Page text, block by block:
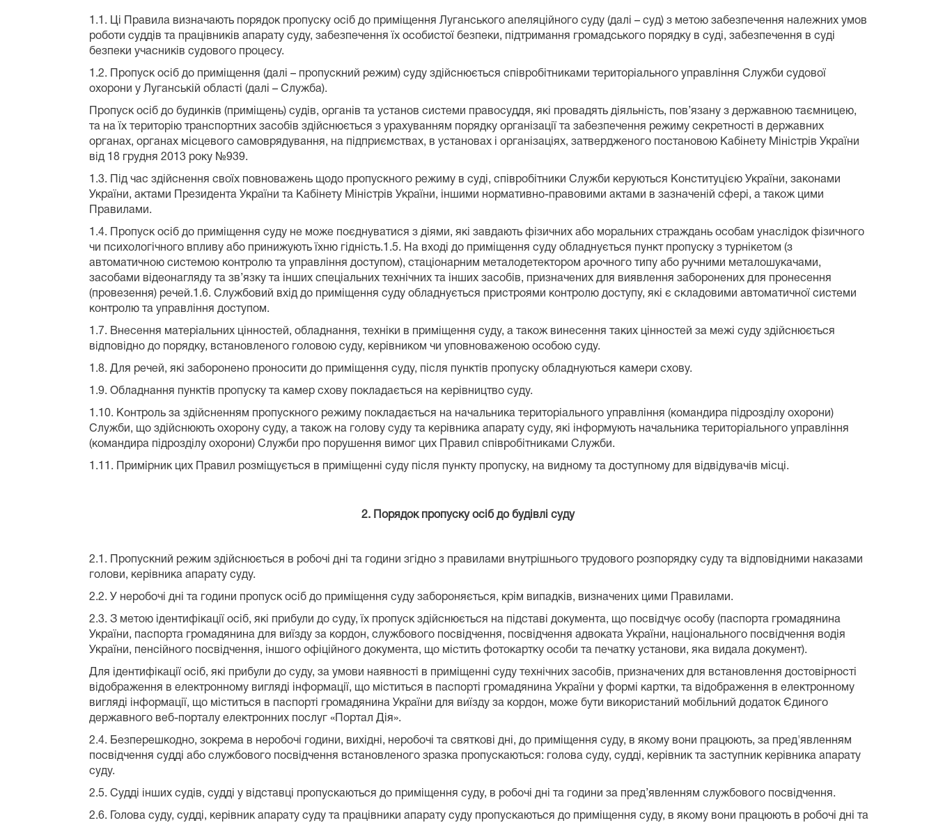
1.1. Ці Правила визначають порядок пропуску осіб до приміщення Луганського апеляційного суду (далі – суд) з метою забезпечення належних умов
роботи суддів та працівників апарату суду, забезпечення їх особистої безпеки, підтримання громадського порядку в суді, забезпечення в суді
безпеки учасників судового процесу.
1.2. Пропуск осіб до приміщення (далі – пропускний режим) суду здійснюється співробітниками територіального управління Служби судової
охорони у Луганській області (далі – Служба).
Пропуск осіб до будинків (приміщень) судів, органів та установ системи правосуддя, які провадять діяльність, пов’язану з державною таємницею,
та на їх територію транспортних засобів здійснюється з урахуванням порядку організації та забезпечення режиму секретності в державних
органах, органах місцевого самоврядування, на підприємствах, в установах і організаціях, затвердженого постановою Кабінету Міністрів України
від 18 грудня 2013 року №939.
1.3. Під час здійснення своїх повноважень щодо пропускного режиму в суді, співробітники Служби керуються Конституцією України, законами
України, актами Президента України та Кабінету Міністрів України, іншими нормативно-правовими актами в зазначеній сфері, а також цими
Правилами.
1.4. Пропуск осіб до приміщення суду не може поєднуватися з діями, які завдають фізичних або моральних страждань особам унаслідок фізичного
чи психологічного впливу або принижують їхню гідність.1.5. На вході до приміщення суду обладнується пункт пропуску з турнікетом (з
автоматичною системою контролю та управління доступом), стаціонарним металодетектором арочного типу або ручними металошукачами,
засобами відеонагляду та зв’язку та інших спеціальних технічних та інших засобів, призначених для виявлення заборонених для пронесення
(провезення) речей.1.6. Службовий вхід до приміщення суду обладнується пристроями контролю доступу, які є складовими автоматичної системи
контролю та управління доступом.
1.7. Внесення матеріальних цінностей, обладнання, техніки в приміщення суду, а також винесення таких цінностей за межі суду здійснюється
відповідно до порядку, встановленого головою суду, керівником чи уповноваженою особою суду.
1.8. Для речей, які заборонено проносити до приміщення суду, після пунктів пропуску обладнуються камери схову.
1.9. Обладнання пунктів пропуску та камер схову покладається на керівництво суду.
1.10. Контроль за здійсненням пропускного режиму покладається на начальника територіального управління (командира підрозділу охорони)
Служби, що здійснюють охорону суду, а також на голову суду та керівника апарату суду, які інформують начальника територіального управління
(командира підрозділу охорони) Служби про порушення вимог цих Правил співробітниками Служби.
1.11. Примірник цих Правил розміщується в приміщенні суду після пункту пропуску, на видному та доступному для відвідувачів місці.
2. Порядок пропуску осіб до будівлі суду
2.1. Пропускний режим здійснюється в робочі дні та години згідно з правилами внутрішнього трудового розпорядку суду та відповідними наказами
голови, керівника апарату суду.
2.2. У неробочі дні та години пропуск осіб до приміщення суду забороняється, крім випадків, визначених цими Правилами.
2.3. З метою ідентифікації осіб, які прибули до суду, їх пропуск здійснюється на підставі документа, що посвідчує особу (паспорта громадянина
України, паспорта громадянина для виїзду за кордон, службового посвідчення, посвідчення адвоката України, національного посвідчення водія
України, пенсійного посвідчення, іншого офіційного документа, що містить фотокартку особи та печатку установи, яка видала документ).
Для ідентифікації осіб, які прибули до суду, за умови наявності в приміщенні суду технічних засобів, призначених для встановлення достовірності
відображення в електронному вигляді інформації, що міститься в паспорті громадянина України у формі картки, та відображення в електронному
вигляді інформації, що міститься в паспорті громадянина України для виїзду за кордон, може бути використаний мобільний додаток Єдиного
державного веб-порталу електронних послуг «Портал Дія».
2.4. Безперешкодно, зокрема в неробочі години, вихідні, неробочі та святкові дні, до приміщення суду, в якому вони працюють, за пред'явленням
посвідчення судді або службового посвідчення встановленого зразка пропускаються: голова суду, судді, керівник та заступник керівника апарату
суду.
2.5. Судді інших судів, судді у відставці пропускаються до приміщення суду, в робочі дні та години за пред’явленням службового посвідчення.
2.6. Голова суду, судді, керівник апарату суду та працівники апарату суду пропускаються до приміщення суду, в якому вони працюють в робочі дні та